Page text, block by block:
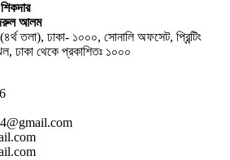
আলম
(৪র্থ তলা), ঢাকা- ১০০০, সোনালি অফসেট, প্রিন্টিং
ঢাকা থেকে প্রকাশিতঃ ১০০০